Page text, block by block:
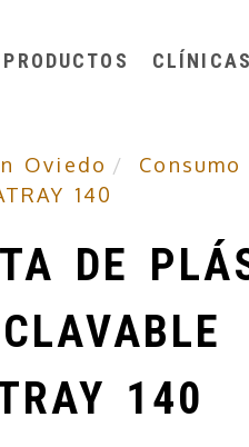
PRODUCTOS
Oviedo
140
DE
140